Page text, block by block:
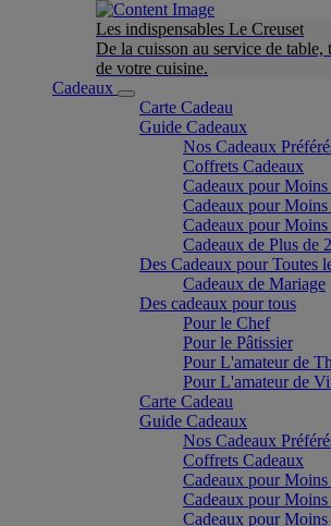
Les indispensables Le Creuset
De la cuisson au service de table,
de votre cuisine.
Cadeaux
Carte Cadeau
Guide Cadeaux
Nos Cadeaux
Coffrets Cadeaux
Cadeaux pour Moins
Cadeaux pour
Cadeaux pour
Cadeaux de Plus de
Des Cadeaux pour Toutes
Cadeaux de Mariage
Des cadeaux pour tous
Pour le Chef
Pour le Pâtissier
Pour L'amateur de
Pour L'amateur de
Carte Cadeau
Guide Cadeaux
Nos Cadeaux
Coffrets Cadeaux
Cadeaux pour Moins
Cadeaux pour
Cadeaux pour